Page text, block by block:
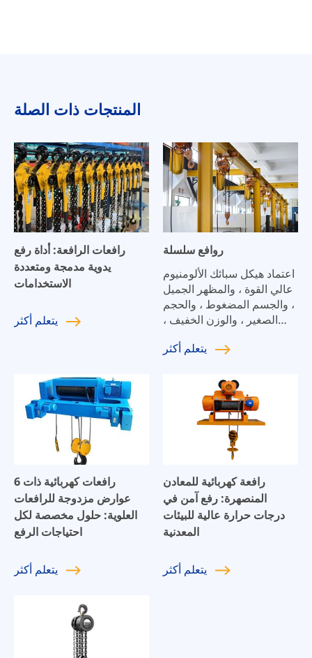
المنتجات ذات الصلة
رافعات الرافعة: أداة رفع
يدوية مدمجة ومتعددة
الاستخدامات
يتعلمأكثر
روافع سلسلة
اعتماد هيكل سبائك الألومنيوم
عالي القوة ، والمظهر الجميل
، والجسم المضغوط ، والحجم
الصغير ، والوزن الخفيف ،
المعقول ؛
يتعلمأكثر
6 رافعات كهربائية ذات
عوارض مزدوجة للرافعات
العلوية: حلول مخصصة لكل
احتياجات الرفع
يتعلمأكثر
رافعة كهربائية للمعادن
المنصهرة: رفع آمن في
درجات حرارة عالية للبيئات
المعدنية
يتعلمأكثر